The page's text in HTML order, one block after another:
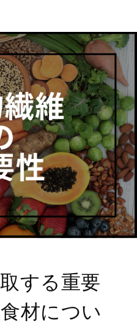
する重要
材につい